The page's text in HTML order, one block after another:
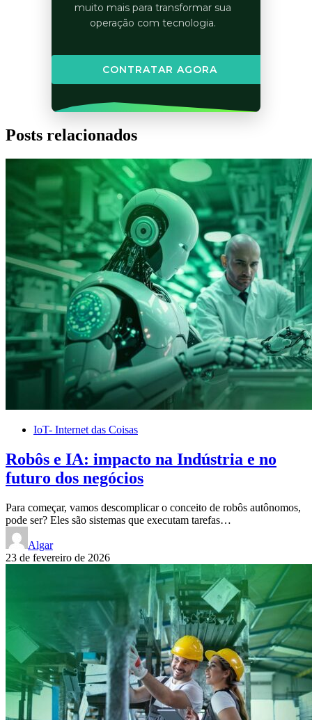
muito mais para transformar sua
operação com tecnologia.
CONTRATAR AGORA
Posts relacionados
IoT- Internet das Coisas
Robôs e IA: impacto na Indústria e no
futuro dos negócios
Para começar, vamos descomplicar o conceito de robôs autônomos,
pode ser? Eles são sistemas que executam tarefas…
Algar
23 de fevereiro de 2026